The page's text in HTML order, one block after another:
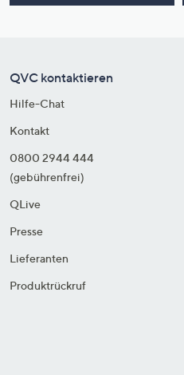
QVC kontaktieren
Hilfe-Chat
Kontakt
0800 2944 444
(gebührenfrei)
QLive
Presse
Lieferanten
Produktrückruf